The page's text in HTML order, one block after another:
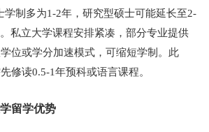
学制多为1-2年，研究型硕士可能延长至2-
私立大学课程安排紧凑，部分专业提供
位或学分加速模式，可缩短学制。此
修读0.5-1年预科或语言课程。
留学优势